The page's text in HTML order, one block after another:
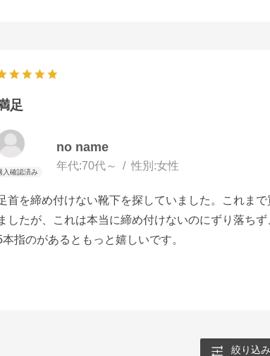
足
no name
年代:70代～ 性別:女性
首を締め付けない靴下を探していました。これま
したが、これは本当に締め付けないのにずり落ちず
本指のがあるともっと嬉しいです。
絞り込み